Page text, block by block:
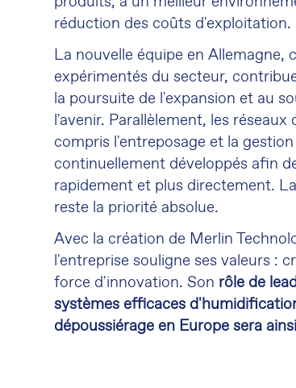
réduction des coûts d'exploitation.
La nouvelle équipe en Allemagne,
expérimentés du secteur,
la poursuite de l'expansion et au
l'avenir. Parallèlement, les
compris l'entreposage et la
continuellement développés afin
rapidement et plus directement.
reste la priorité absolue.
Avec la création de Merlin
l'entreprise souligne ses valeurs :
force d'innovation. Son rôle de
systèmes efficaces
dépoussiérage en Europe sera